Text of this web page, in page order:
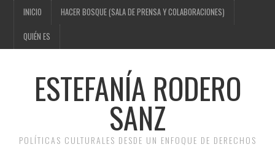
INICIO HACER BOSQUE (SALA DE PRENSA Y COLABORACIONES)
QUIÉN ES
ESTEFANÍA RODERO
SANZ
POLÍTICAS CULTURALES DESDE UN ENFOQUE DE DERECHOS